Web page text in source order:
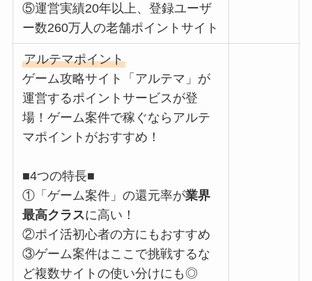
⑤運営実績20年以上、登録ユーザ
ー数260万人の老舗ポイントサイト
アルテマポイント
ゲーム攻略サイト「アルテマ」が
運営するポイントサービスが登
場！ゲーム案件で稼ぐならアルテ
マポイントがおすすめ！
■4つの特長■
①「ゲーム案件」の還元率が業界
最高クラスに高い！
②ポイ活初心者の方にもおすすめ
③ゲーム案件はここで挑戦するな
ど複数サイトの使い分けにも◎